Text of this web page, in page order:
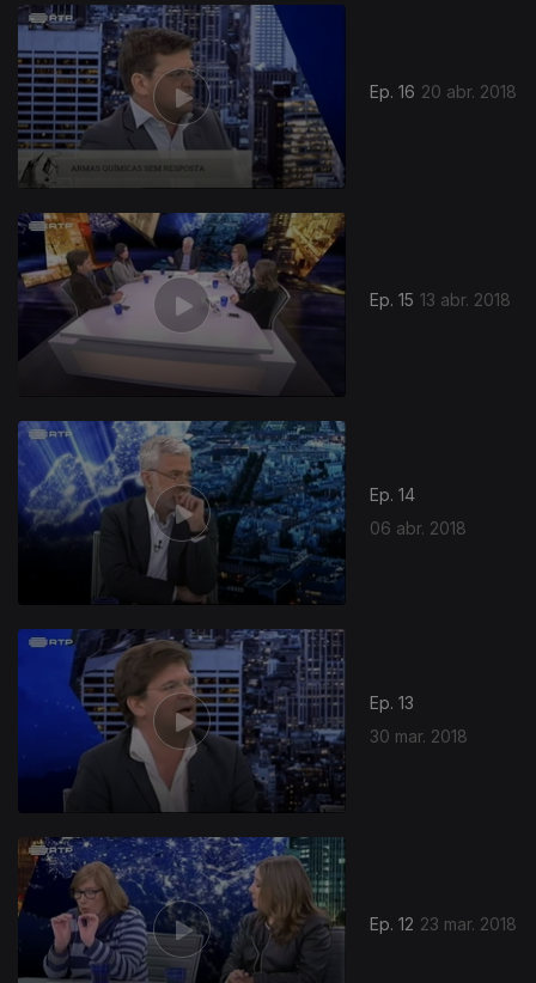
Ep. 16 20 abr. 2018
Ep. 15 13 abr. 2018
Ep. 14
06 abr. 2018
Ep. 13
30 mar. 2018
Ep. 12 23 mar. 2018